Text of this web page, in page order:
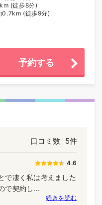
(徒歩8分)
0.7km (徒歩9分)
予約する
口コミ数 5件
4.6
で凄く私は考えました
で契約し...
続きを読む